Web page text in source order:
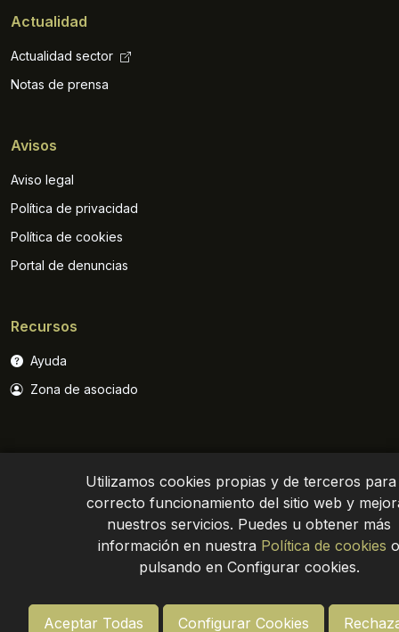
Utilizamos cookies propias y de terceros
correcto funcionamiento del sitio web y
nuestros servicios. Puedes u obtener más
información en nuestra Política de cookies o
pulsando en Configurar cookies.
Aceptar Todas Configurar Cookies
Actualidad
Actualidad sector
Notas de prensa
Avisos
Aviso legal
Política de privacidad
Política de cookies
Portal de denuncias
Recursos
Ayuda
Zona de asociado
Política de privacidad Aviso legal Site map
© Asemesa 2024. Todos los derechos reservados